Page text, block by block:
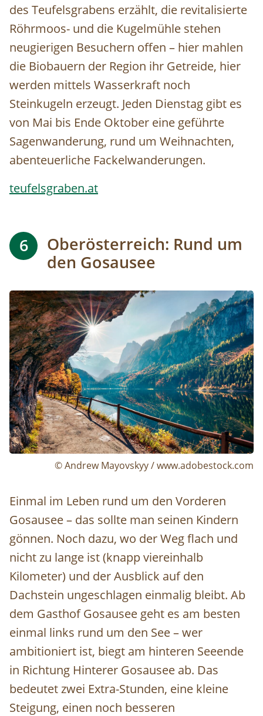
des Teufelsgrabens erzählt, die revitalisierte
Röhrmoos- und die Kugelmühle stehen
neugierigen Besuchern offen – hier mahlen
die Biobauern der Region ihr Getreide, hier
werden mittels Wasserkraft noch
Steinkugeln erzeugt. Jeden Dienstag gibt es
von Mai bis Ende Oktober eine geführte
Sagenwanderung, rund um Weihnachten,
abenteuerliche Fackelwanderungen.
teufelsgraben.at
6
Oberösterreich: Rund um
den Gosausee
Image
© Andrew Mayovskyy / www.adobestock.com
Einmal im Leben rund um den Vorderen
Gosausee – das sollte man seinen Kindern
gönnen. Noch dazu, wo der Weg flach und
nicht zu lange ist (knapp viereinhalb
Kilometer) und der Ausblick auf den
Dachstein ungeschlagen einmalig bleibt. Ab
dem Gasthof Gosausee geht es am besten
einmal links rund um den See – wer
ambitioniert ist, biegt am hinteren Seeende
in Richtung Hinterer Gosausee ab. Das
bedeutet zwei Extra-Stunden, eine kleine
Steigung, einen noch besseren